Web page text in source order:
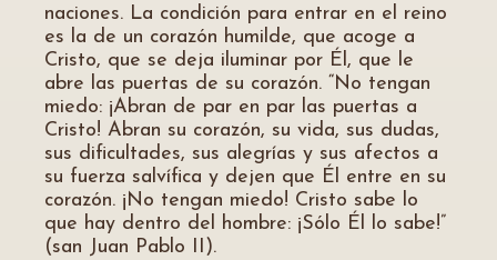
naciones. La condición para entrar en el reino
es la de un corazón humilde, que acoge a
Cristo, que se deja iluminar por Él, que le
abre las puertas de su corazón. “No tengan
miedo: ¡Abran de par en par las puertas a
Cristo! Abran su corazón, su vida, sus dudas,
sus dificultades, sus alegrías y sus afectos a
su fuerza salvífica y dejen que Él entre en su
corazón. ¡No tengan miedo! Cristo sabe lo
que hay dentro del hombre: ¡Sólo Él lo sabe!”
(san Juan Pablo II).